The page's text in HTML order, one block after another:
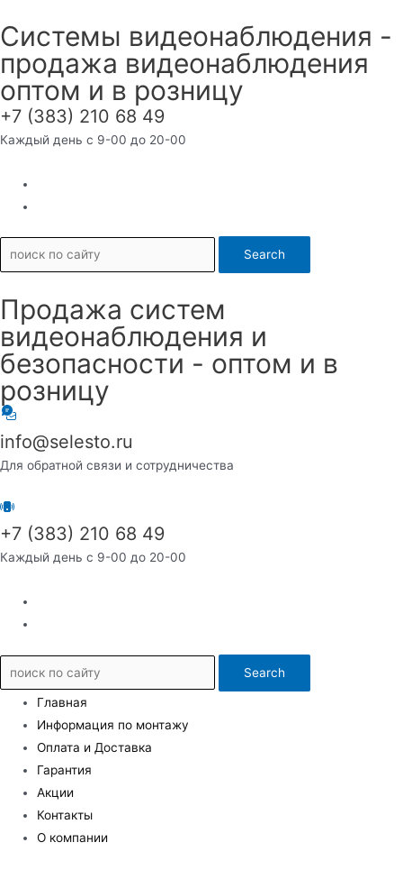
к
содержимому
Системы видеонаблюдения -
продажа видеонаблюдения
оптом и в розницу
+7 (383) 210 68 49
Каждый день с 9-00 до 20-00
Search
Продажа систем
видеонаблюдения и
безопасности - оптом и в
розницу
info@selesto.ru
Для обратной связи и сотрудничества
+7 (383) 210 68 49
Каждый день с 9-00 до 20-00
Search
Главная
Информация по монтажу
Оплата и Доставка
Гарантия
Акции
Контакты
О компании